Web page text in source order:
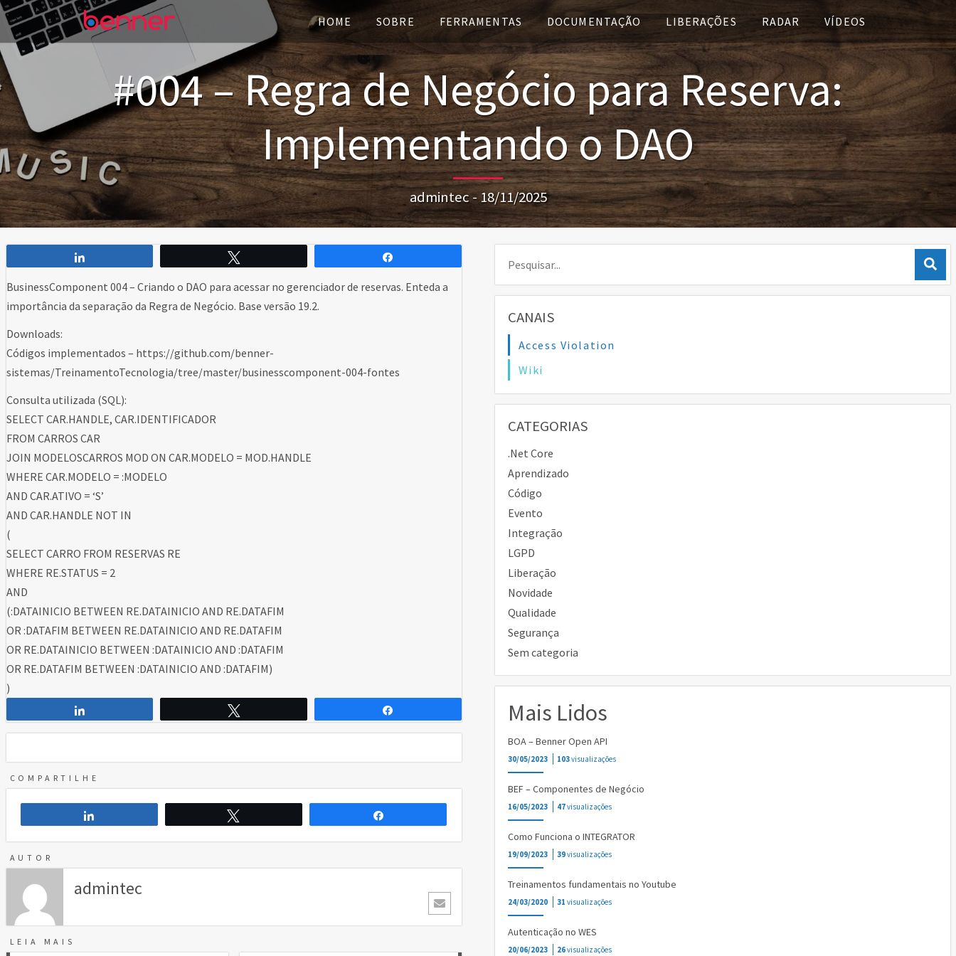
HOME SOBRE FERRAMENTAS DOCUMENTAÇÃO LIBERAÇÕES RADAR VÍDEOS
#004 – Regra de Negócio para Reserva:
Implementando o DAO
admintec - 18/11/2025
BusinessComponent 004 – Criando o DAO para acessar no gerenciador de reservas. Enteda a
importância da separação da Regra de Negócio. Base versão 19.2.
Downloads:
Códigos implementados – https://github.com/benner-
sistemas/TreinamentoTecnologia/tree/master/businesscomponent-004-fontes
Consulta utilizada (SQL):
SELECT CAR.HANDLE, CAR.IDENTIFICADOR
FROM CARROS CAR
JOIN MODELOSCARROS MOD ON CAR.MODELO = MOD.HANDLE
WHERE CAR.MODELO = :MODELO
AND CAR.ATIVO = ‘S’
AND CAR.HANDLE NOT IN
(
SELECT CARRO FROM RESERVAS RE
WHERE RE.STATUS = 2
AND
(:DATAINICIO BETWEEN RE.DATAINICIO AND RE.DATAFIM
OR :DATAFIM BETWEEN RE.DATAINICIO AND RE.DATAFIM
OR RE.DATAINICIO BETWEEN :DATAINICIO AND :DATAFIM
OR RE.DATAFIM BETWEEN :DATAINICIO AND :DATAFIM)
)
COMPARTILHE
AUTOR
admintec
LEIA MAIS
CANAIS
Access Violation
Wiki
CATEGORIAS
.Net Core
Aprendizado
Código
Evento
Integração
LGPD
Liberação
Novidade
Qualidade
Segurança
Sem categoria
Mais Lidos
BOA – Benner Open API
30/05/2023 103visualizações
BEF – Componentes de Negócio
16/05/2023 47visualizações
Como Funciona o INTEGRATOR
19/09/2023 39visualizações
Treinamentos fundamentais no Youtube
24/03/2020 31 visualizações
Autenticação no WES
20/06/2023 26visualizações